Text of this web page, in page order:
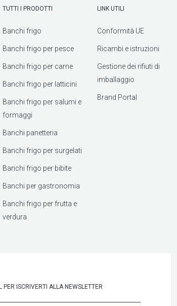
TUTTI I PRODOTTI
Banchi frigo
Banchi frigo per pesce
Banchi frigo per carne
Banchi frigo per latticini
Banchi frigo per salumi e
formaggi
Banchi panetteria
Banchi frigo per surgelati
Banchi frigo per bibite
Banchi per gastronomia
Banchi frigo per frutta e
verdura
LINK UTILI
Conformità UE
Ricambi e istruzioni
Gestione dei rifiuti di
imballaggio
Brand Portal